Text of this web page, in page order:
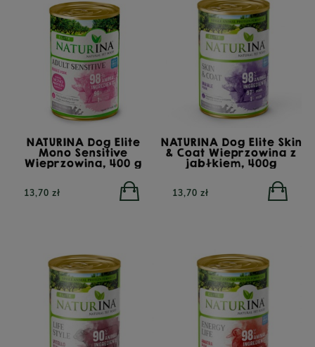
NATURINA Dog Elite
Mono Sensitive
Wieprzowina, 400 g
13,70 zł
NATURINA Dog Elite Skin
& Coat Wieprzowina z
jabłkiem, 400g
13,70 zł